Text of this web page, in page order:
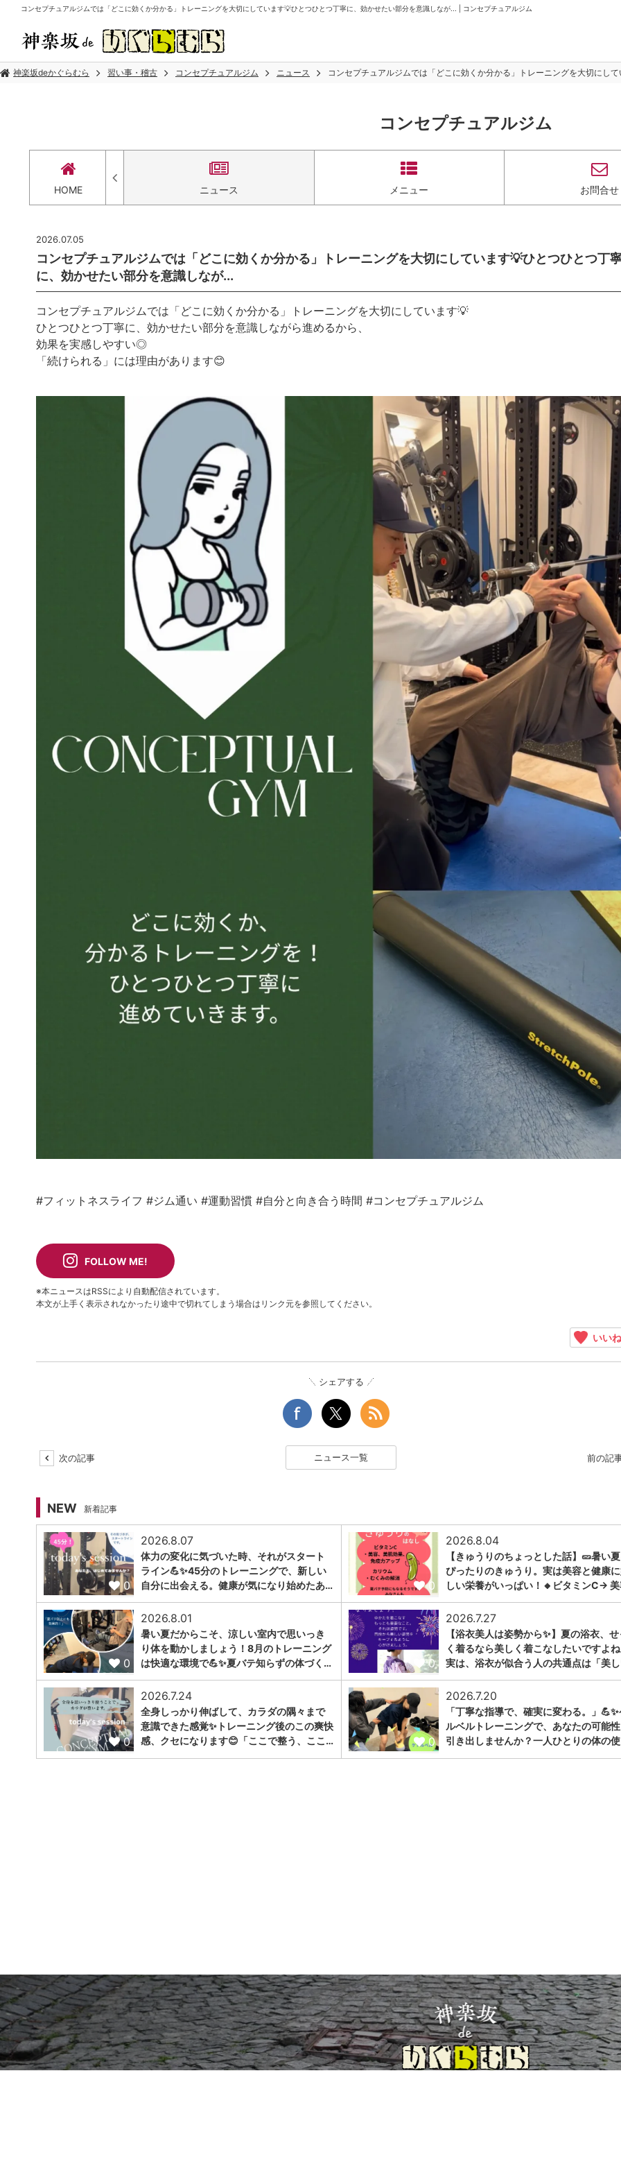
コンセプチュアルジムでは「どこに効くか分かる」トレーニングを大切にしています💡ひとつひとつ丁寧に、効かせたい部分を意識しなが... | コンセプチュアルジム
神楽坂deかぐらむら 習い事・稽古 コンセプチュアルジム ニュース コンセプチュアルジムでは「どこに効くか分かる」トレーニングを大切にし
コンセプチュアルジム
HOME ニュース メニュー お問合せ
2026.07.05
コンセプチュアルジムでは「どこに効くか分かる」トレーニングを大切にしています💡ひとつひとつ丁
に、効かせたい部分を意識しなが...
コンセプチュアルジムでは「どこに効くか分かる」トレーニングを大切にしています💡
ひとつひとつ丁寧に、効かせたい部分を意識しながら進めるから、
効果を実感しやすい◎
「続けられる」には理由があります😊
#フィットネスライフ #ジム通い #運動習慣 #自分と向き合う時間 #コンセプチュアルジム
FOLLOW ME!
※本ニュースはRSSにより自動配信されています。
本文が上手く表示されなかったり途中で切れてしまう場合はリンク元を参照してください。
いい
シェアする
次の記事 ニュース一覧 前の記
NEW 新着記事
0
2026.8.07
体力の変化に気づいた時、それがスタート
ライン💪✨45分のトレーニングで、新しい
自分に出会える。健康が気になり始めたあ…
0
2026.8.04
【きゅうりのちょっとした話】🥒暑い
ぴったりのきゅうり。実は美容と健康
しい栄養がいっぱい！🔸ビタミンC→
0
2026.8.01
暑い夏だからこそ、涼しい室内で思いっき
り体を動かしましょう！8月のトレーニング
は快適な環境で💪✨夏バテ知らずの体づく…
0
2026.7.27
【浴衣美人は姿勢から✨】夏の浴衣、
く着るなら美しく着こなしたいですよね
実は、浴衣が似合う人の共通点は「美
0
2026.7.24
全身しっかり伸ばして、カラダの隅々まで
意識できた感覚✨トレーニング後のこの爽快
感、クセになります😊「ここで整う、ここ…
0
2026.7.20
「丁寧な指導で、確実に変わる。」💪✨
ルベルトレーニングで、あなたの可能
引き出しませんか？一人ひとりの体の